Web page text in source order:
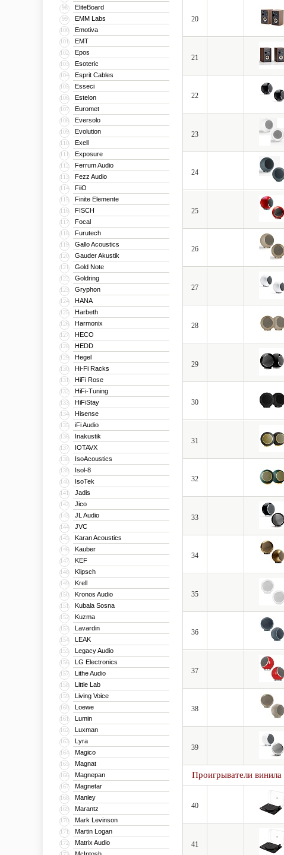
98 EliteBoard
99 EMM Labs
100 Emotiva
101 EMT
102 Epos
103 Esoteric
104 Esprit Cables
105 Esseci
106 Estelon
107 Euromet
108 Eversolo
109 Evolution
110 Exell
111 Exposure
112 Ferrum Audio
113 Fezz Audio
114 FiiO
115 Finite Elemente
116 FISCH
117 Focal
118 Furutech
119 Gallo Acoustics
120 Gauder Akustik
121 Gold Note
122 Goldring
123 Gryphon
124 HANA
125 Harbeth
126 Harmonix
127 HECO
128 HEDD
129 Hegel
130 Hi-Fi Racks
131 HiFi Rose
132 HiFi-Tuning
133 HiFiStay
134 Hisense
135 iFi Audio
136 Inakustik
137 IOTAVX
138 IsoAcoustics
139 Isol-8
140 IsoTek
141 Jadis
142 Jico
143 JL Audio
144 JVC
145 Karan Acoustics
146 Kauber
147 KEF
148 Klipsch
149 Krell
150 Kronos Audio
151 Kubala Sosna
152 Kuzma
153 Lavardin
154 LEAK
155 Legacy Audio
156 LG Electronics
157 Lithe Audio
158 Little Lab
159 Living Voice
160 Loewe
161 Lumin
162 Luxman
163 Lyra
164 Magico
165 Magnat
166 Magnepan
167 Magnetar
168 Manley
169 Marantz
170 Mark Levinson
171 Martin Logan
172 Matrix Audio
20
21
22
23
24
25
26
27
28
29
30
31
32
33
34
35
36
37
38
39
Проигрыватели винила
40
41